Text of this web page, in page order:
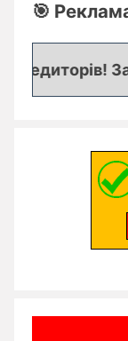
🎯